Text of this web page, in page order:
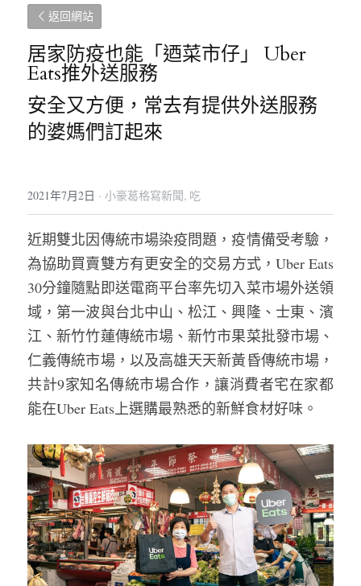
返回網站
居家防疫也能「迺菜市仔」 Uber
Eats推外送服務
安全又方便，常去有提供外送服務
的婆媽們訂起來
2021年7月2日 · 小豪葛格寫新聞, 吃
近期雙北因傳統市場染疫問題，疫情備受考驗，
為協助買賣雙方有更安全的交易方式，Uber Eats
30分鐘隨點即送電商平台率先切入菜市場外送領
域，第一波與台北中山、松江、興隆、士東、濱
江、新竹竹蓮傳統市場、新竹市果菜批發市場、
仁義傳統市場，以及高雄天天新黃昏傳統市場，
共計9家知名傳統市場合作，讓消費者宅在家都
能在Uber Eats上選購最熟悉的新鮮食材好味。